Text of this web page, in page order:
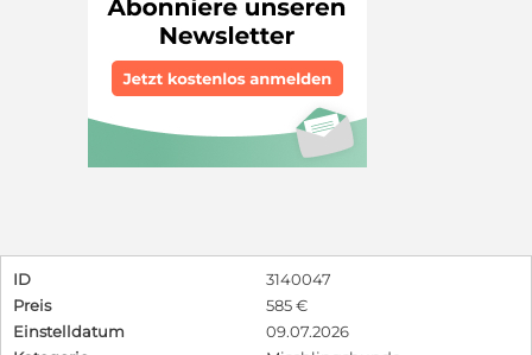
ID
3140047
Preis
585 €
Einstelldatum
09.07.2026